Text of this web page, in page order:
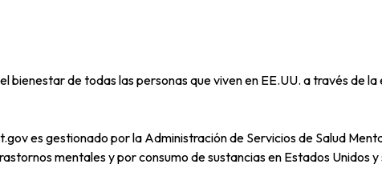
bienestar de todas las personas que viven en EE.UU. a través de
es gestionado por la Administración de Servicios de Salud
mentales y por consumo de sustancias en Estados Unidos